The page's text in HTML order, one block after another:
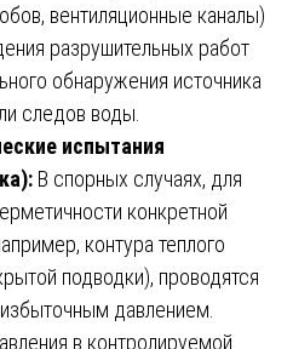
вентиляционные каналы)
разрушительных работ
обнаружения источника
следов воды.
испытания
В спорных случаях, для
конкретной
контура теплого
подводки), проводятся
давлением.
в контролируемой